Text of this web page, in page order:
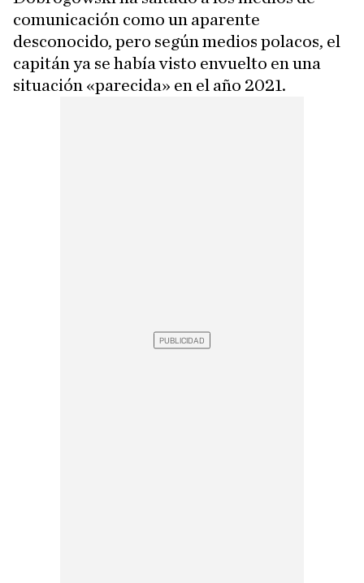
comunicación como un aparente
desconocido, pero según medios polacos, el
capitán ya se había visto envuelto en una
situación «parecida» en el año 2021.